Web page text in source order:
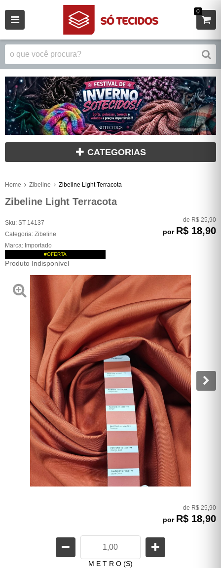
0
CATEGORIAS
Home Zibeline Zibeline Light Terracota
Zibeline Light Terracota
Sku: ST-14137
Categoria: Zibeline
Marca: Importado
#OFERTA
Produto Indisponível
de R$ 25,90
por R$ 18,90
de R$ 25,90
por R$ 18,90
M E T R O (S)